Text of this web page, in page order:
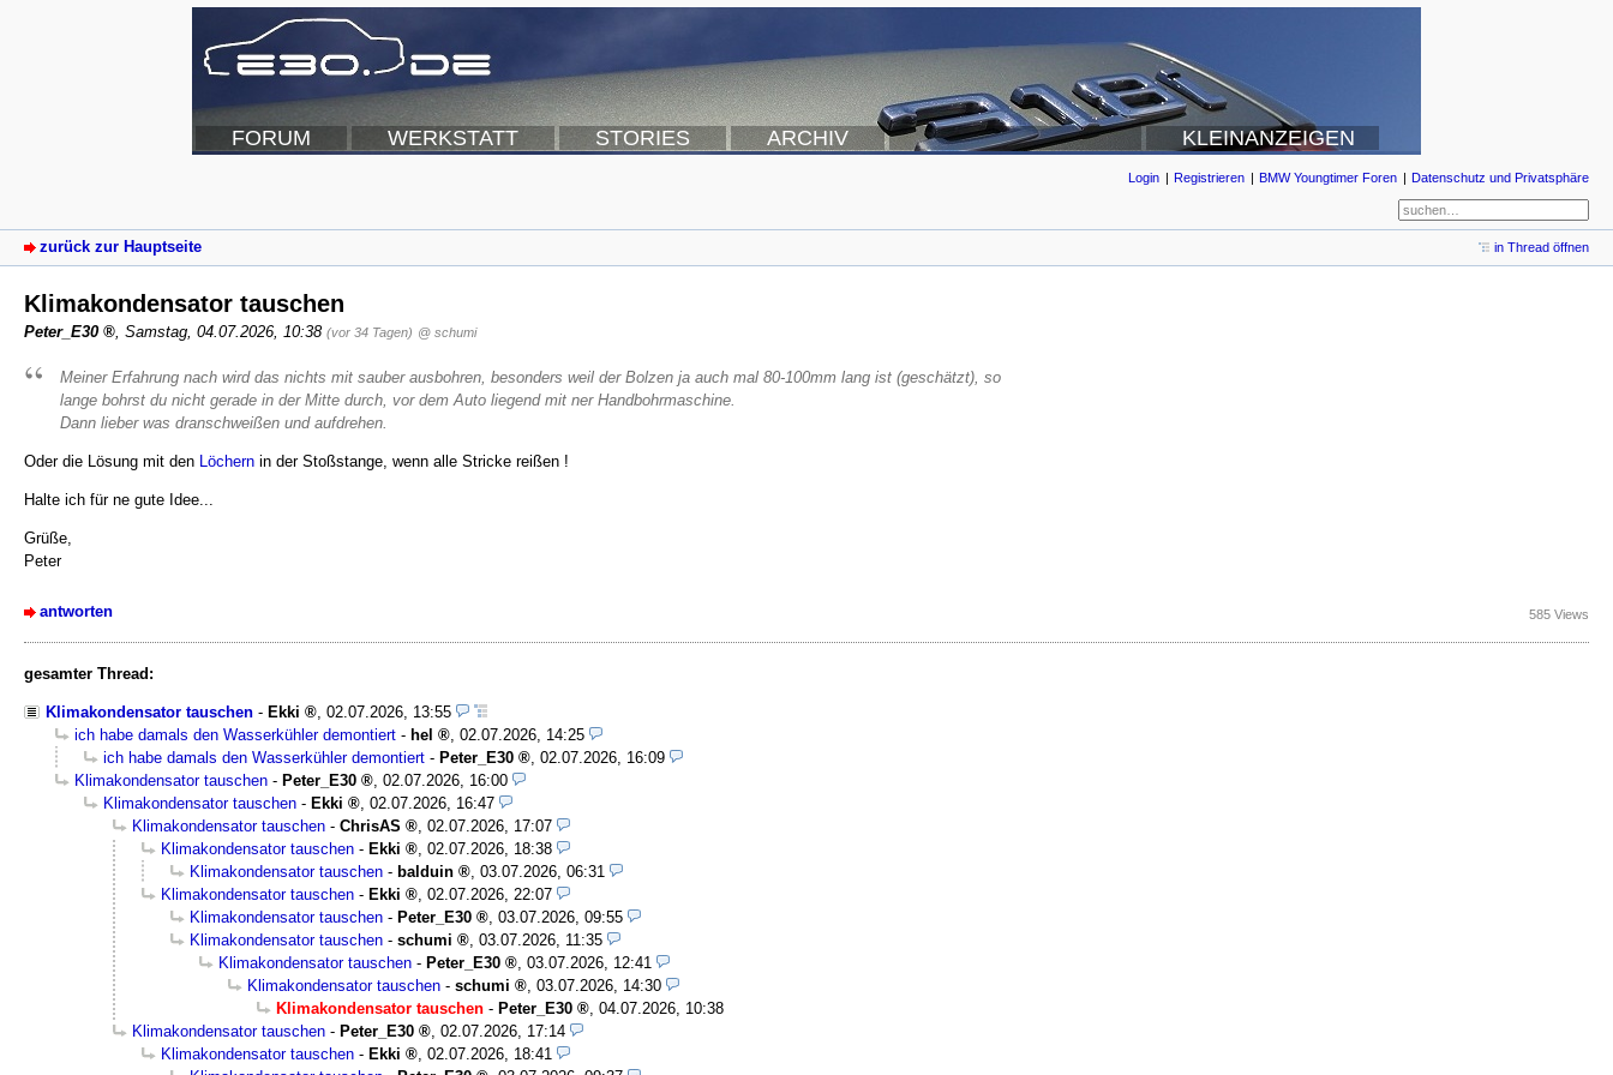
FORUM WERKSTATT STORIES ARCHIV KLEINANZEIGEN
Login Registrieren BMW Youngtimer Foren Datenschutz und Privatsphäre
zurück zur Hauptseite in Thread öffnen
Klimakondensator tauschen
Peter_E30 Samstag, 04.07.2026, 10:38 (vor 34 Tagen) @ schumi
Meiner Erfahrung nach wird das nichts mit sauber ausbohren, besonders weil der Bolzen ja auch mal 80-100mm lang ist (geschätzt), so
lange bohrst du nicht gerade in der Mitte durch, vor dem Auto liegend mit ner Handbohrmaschine.
Dann lieber was dranschweißen und aufdrehen.
Oder die Lösung mit den Löchern in der Stoßstange, wenn alle Stricke reißen !
Halte ich für ne gute Idee...
Grüße,
Peter
antworten 585 Views
gesamter Thread:
Klimakondensator tauschen - Ekki , 02.07.2026, 13:55
ich habe damals den Wasserkühler demontiert - hel , 02.07.2026, 14:25
ich habe damals den Wasserkühler demontiert - Peter_E30 , 02.07.2026, 16:09
Klimakondensator tauschen - Peter_E30 , 02.07.2026, 16:00
Klimakondensator tauschen - Ekki , 02.07.2026, 16:47
Klimakondensator tauschen - ChrisAS , 02.07.2026, 17:07
Klimakondensator tauschen - Ekki , 02.07.2026, 18:38
Klimakondensator tauschen - balduin , 03.07.2026, 06:31
Klimakondensator tauschen - Ekki , 02.07.2026, 22:07
Klimakondensator tauschen - Peter_E30 , 03.07.2026, 09:55
Klimakondensator tauschen - schumi , 03.07.2026, 11:35
Klimakondensator tauschen - Peter_E30 , 03.07.2026, 12:41
Klimakondensator tauschen - schumi , 03.07.2026, 14:30
Klimakondensator tauschen - Peter_E30 , 04.07.2026, 10:38
Klimakondensator tauschen - Peter_E30 , 02.07.2026, 17:14
Klimakondensator tauschen - Ekki , 02.07.2026, 18:41